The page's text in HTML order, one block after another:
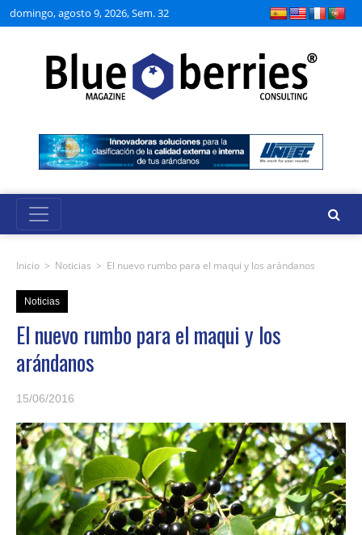
domingo, agosto 9, 2026, Sem. 32
Inicio > Noticias > El nuevo rumbo para el maqui y los arándanos
Noticias
El nuevo rumbo para el maqui y los
arándanos
15/06/2016